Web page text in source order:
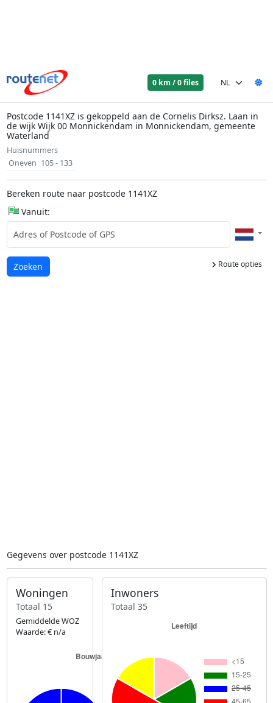
0 km / 0 files
Postcode 1141XZ is gekoppeld aan de Cornelis Dirksz. Laan in
de wijk Wijk 00 Monnickendam in Monnickendam, gemeente
Waterland
Huisnummers
Oneven 105 - 133
Bereken route naar postcode 1141XZ
Vanuit:
Route opties
Laden...
Zoeken
Gegevens over postcode 1141XZ
Woningen
Totaal 15
Gemiddelde WOZ
Waarde: € n/a
Inwoners
Totaal 35